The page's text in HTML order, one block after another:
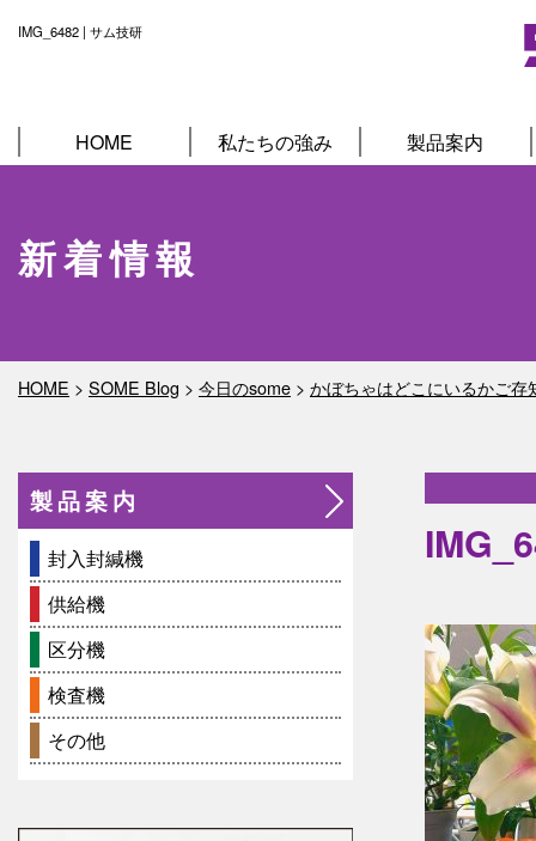
IMG_6482 | サム技研
HOME 私たちの強み 製品案内
新着情報
HOME > SOME Blog > 今日のsome > かぼちゃはどこにいるかご存
製品案内
封入封緘機
供給機
区分機
検査機
その他